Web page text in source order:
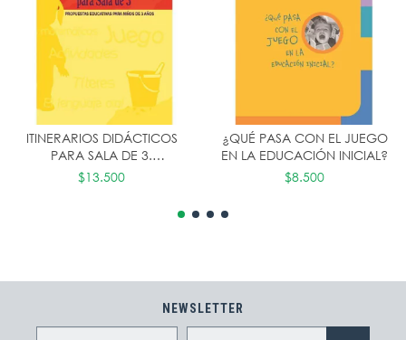
ITINERARIOS DIDÁCTICOS
PARA SALA DE 3.
PROPUESTAS EDUCATIVAS
PARA NIÑOS DE 3 AÑOS
$13.500
¿QUÉ PASA CON EL JUEGO
EN LA EDUCACIÓN INICIAL?
$8.500
NEWSLETTER